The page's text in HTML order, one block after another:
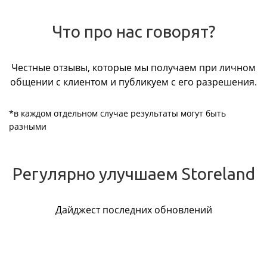
Что про нас говорят?
Честные отзывы, которые мы получаем при личном
общении с клиентом и публикуем с его разрешения.
*в каждом отдельном случае результаты могут быть
разными
Регулярно улучшаем Storeland
Дайджест последних обновлений